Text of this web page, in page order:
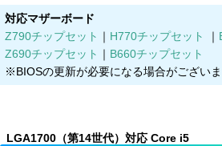
対応マザーボード
Z790チップセット ｜ H770チップセット ｜
Z690チップセット ｜ B660チップセット
※BIOSの更新が必要になる場合がございま
LGA1700（第14世代）対応 Core i5